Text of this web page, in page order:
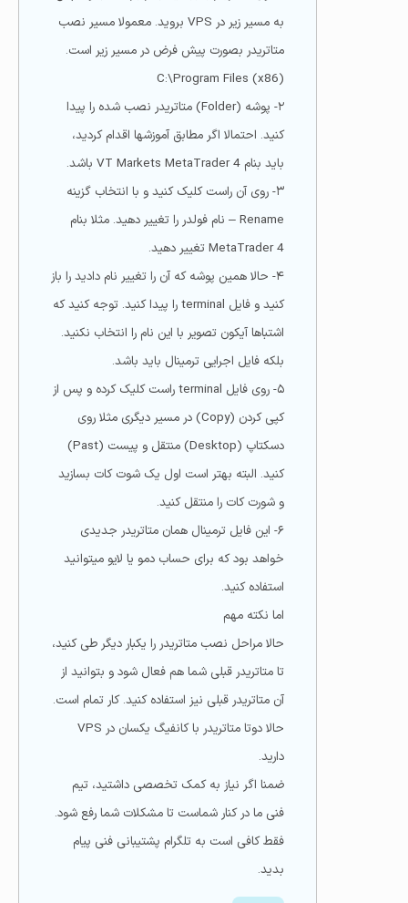
به مسیر زیر در VPS بروید. معمولا مسیر نصب
متاتریدر بصورت پیش فرض در مسیر زیر است.
C:\Program Files (x86)
۲- پوشه (Folder) متاتریدر نصب شده را پیدا
کنید. احتمالا اگر مطابق آموزشها اقدام کردید،
باید بنام VT Markets MetaTrader 4 باشد.
۳- روی آن راست کلیک کنید و با انتخاب گزینه
Rename – نام فولدر را تغییر دهید. مثلا بنام
MetaTrader 4 تغییر دهید.
۴- حالا همین پوشه که آن را تغییر نام دادید را باز
کنید و فایل terminal را پیدا کنید. توجه کنید که
اشتباها آیکون تصویر با این نام را انتخاب نکنید.
بلکه فایل اجرایی ترمینال باید باشد.
۵- روی فایل terminal راست کلیک کرده و پس از
کپی کردن (Copy) در مسیر دیگری مثلا روی
دسکتاپ (Desktop) منتقل و پیست (Past)
کنید. البته بهتر است اول یک شوت کات بسازید
و شورت کات را منتقل کنید.
۶- این فایل ترمینال همان متاتریدر جدیدی
خواهد بود که برای حساب دمو یا لایو میتوانید
استفاده کنید.
اما نکته مهم
حالا مراحل نصب متاتریدر را یکبار دیگر طی کنید،
تا متاتریدر قبلی شما هم فعال شود و بتوانید از
آن متاتریدر قبلی نیز استفاده کنید. کار تمام است.
حالا دوتا متاتریدر با کانفیگ یکسان در VPS
دارید.
ضمنا اگر نیاز به کمک تخصصی داشتید، تیم
فنی ما در کنار شماست تا مشکلات شما رفع شود.
فقط کافی است به تلگرام پشتیبانی فنی پیام
بدید.